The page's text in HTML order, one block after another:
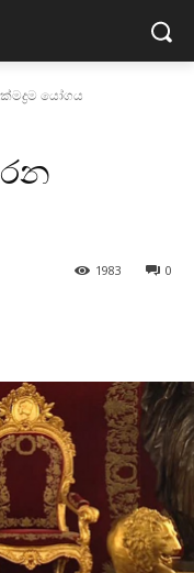
යෝගය
0
1983